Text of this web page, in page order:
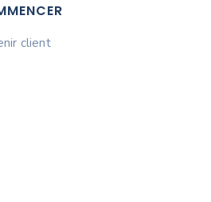
client